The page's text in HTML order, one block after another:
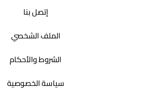
إتصل بنا
الملف الشخصي
الشروط والأحكام
سياسة الخصوصية